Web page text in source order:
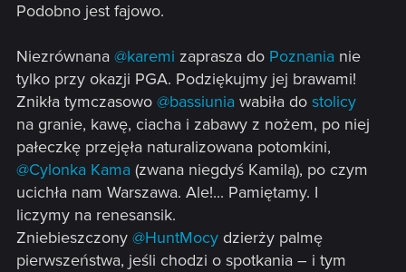
Podobno jest fajowo.
Niezrównana @karemi zaprasza do Poznania nie
tylko przy okazji PGA. Podziękujmy jej brawami!
Znikła tymczasowo @bassiunia wabiła do stolicy
na granie, kawę, ciacha i zabawy z nożem, po niej
pałeczkę przejęła naturalizowana potomkini,
@Cylonka Kama (zwana niegdyś Kamilą), po czym
ucichła nam Warszawa. Ale!... Pamiętamy. I
liczymy na renesansik.
Zniebieszczony @HuntMocy dzierży palmę
pierwszeństwa, jeśli chodzi o spotkania – i tym